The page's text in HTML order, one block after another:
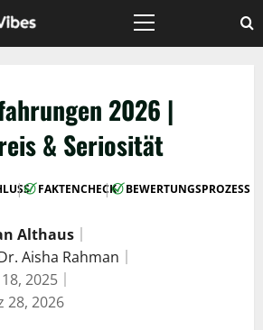
Hauptmenü
2026 |
& Seriosität
| FAKTENCHECK
| BEWERTUNGSPROZESS
Althaus
Aisha Rahman
18, 2025
28, 2026